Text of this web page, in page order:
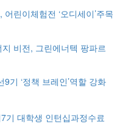
린이체험전 ‘오디세이’주목
지 비전, 그린에너텍 팡파르
기 ‘정책 브레인’역할 강화